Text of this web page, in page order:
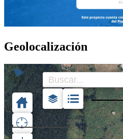
Geolocalización